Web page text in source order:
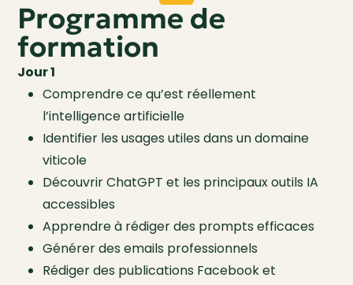
Programme de
formation
Jour 1
Comprendre ce qu’est réellement
l’intelligence artificielle
Identifier les usages utiles dans un domaine
viticole
Découvrir ChatGPT et les principaux outils IA
accessibles
Apprendre à rédiger des prompts efficaces
Générer des emails professionnels
Rédiger des publications Facebook et